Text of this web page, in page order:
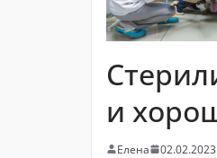
и
Елена 02.02.2023